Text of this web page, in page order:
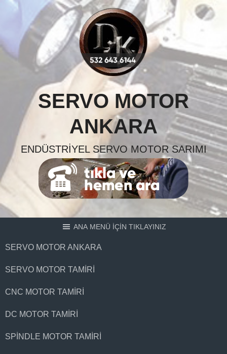
Skip
content
SERVO MOTOR
ANKARA
ENDÜSTRIYEL SERVO MOTOR SARIMI
ANA MENÜ İÇİN TIKLAYINIZ
SERVO MOTOR ANKARA
SERVO MOTOR TAMIRI
CNC MOTOR TAMIRI
DC MOTOR TAMIRI
SPINDLE MOTOR TAMIRI